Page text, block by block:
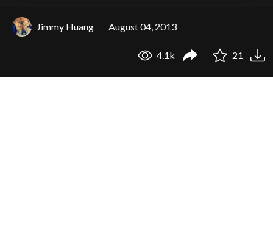
Jimmy Huang August 04, 2013
4.1k 21